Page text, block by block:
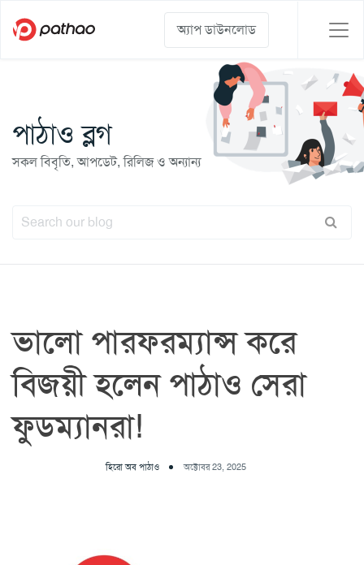
অ্যাপ ডাউনলোড
পাঠাও ব্লগ
সকল বিবৃতি, আপডেট, রিলিজ ও অন্যান্য
ভালো পারফরম্যান্স করে
বিজয়ী হলেন পাঠাও সেরা
ফুডম্যানরা!
হিরো অব পাঠাও অক্টোবর 23, 2025